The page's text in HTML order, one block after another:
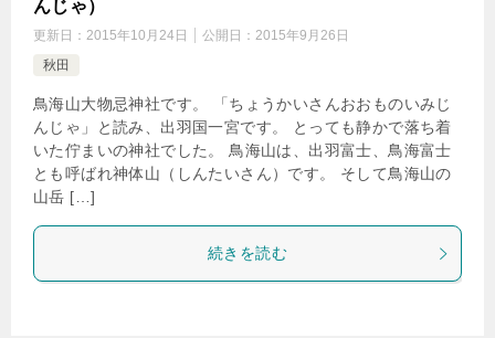
んじゃ）
更新日： 2015年10月24日 公開日： 2015年9月26日
秋田
鳥海山大物忌神社です。 「ちょうかいさんおおものいみじ
んじゃ」と読み、出羽国一宮です。 とっても静かで落ち着
いた佇まいの神社でした。 鳥海山は、出羽富士、鳥海富士
とも呼ばれ神体山（しんたいさん）です。 そして鳥海山の
山岳 […]
続きを読む